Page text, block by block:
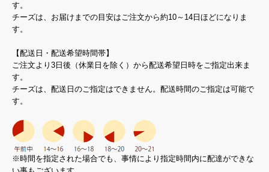
す。
チーズは、お届けまでの目安はご注文から約10～14日ほどになりま
す。
【配送日・配送希望時間帯】
ご注文より3日後（休業日を除く）から配送希望日時をご指定出来ま
す。
チーズは、配送日のご指定はできません。配送時間のご指定は可能で
す。
※時間を指定された場合でも、事情により指定時間内に配達ができな